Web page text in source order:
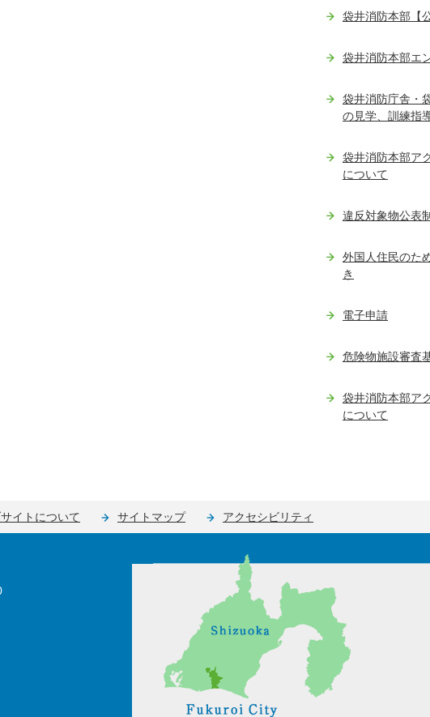
袋井消防本部【
袋井消防本部エ
袋井消防庁舎・
の見学、訓練指
袋井消防本部ア
について
違反対象物公表
外国人住民のた
き
電子申請
危険物施設審査
袋井消防本部ア
について
イトについて サイトマップ アクセシビリティ